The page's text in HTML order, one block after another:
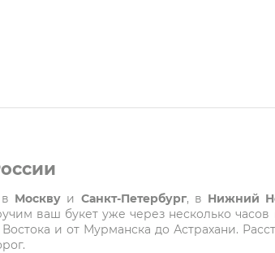
Москву и Санкт-Петербург, в Нижний
ваш букет уже через несколько
и от Мурманска до Астрахани.